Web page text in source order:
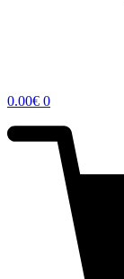
0.00€ 0